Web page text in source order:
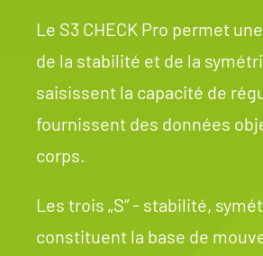
Le S3 CHECK Pro permet
de la stabilité et de la
saisissent la capacité de
fournissent des données
corps.
Les trois „S“ - stabilité,
constituent la base de